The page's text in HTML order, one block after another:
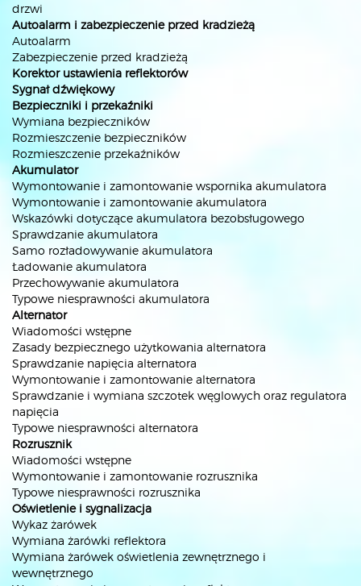
drzwi
Autoalarm i zabezpieczenie przed kradzieżą
Autoalarm
Zabezpieczenie przed kradzieżą
Korektor ustawienia reflektorów
Sygnał dźwiękowy
Bezpieczniki i przekaźniki
Wymiana bezpieczników
Rozmieszczenie bezpieczników
Rozmieszczenie przekaźników
Akumulator
Wymontowanie i zamontowanie wspornika akumulatora
Wymontowanie i zamontowanie akumulatora
Wskazówki dotyczące akumulatora bezobsługowego
Sprawdzanie akumulatora
Samo rozładowywanie akumulatora
Ładowanie akumulatora
Przechowywanie akumulatora
Typowe niesprawności akumulatora
Alternator
Wiadomości wstępne
Zasady bezpiecznego użytkowania alternatora
Sprawdzanie napięcia alternatora
Wymontowanie i zamontowanie alternatora
Sprawdzanie i wymiana szczotek węglowych oraz regulatora
napięcia
Typowe niesprawności alternatora
Rozrusznik
Wiadomości wstępne
Wymontowanie i zamontowanie rozrusznika
Typowe niesprawności rozrusznika
Oświetlenie i sygnalizacja
Wykaz żarówek
Wymiana żarówki reflektora
Wymiana żarówek oświetlenia zewnętrznego i
wewnętrznego